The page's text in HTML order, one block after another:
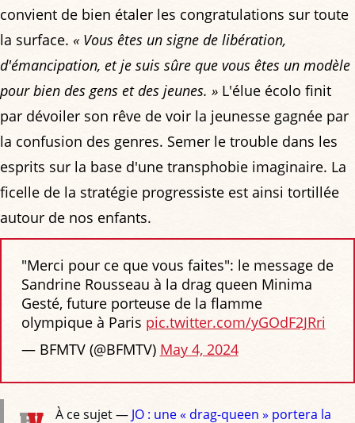
convient de bien étaler les congratulations sur toute
la surface. « Vous êtes un signe de libération,
d'émancipation, et je suis sûre que vous êtes un modèle
pour bien des gens et des jeunes. » L'élue écolo finit
par dévoiler son rêve de voir la jeunesse gagnée par
la confusion des genres. Semer le trouble dans les
esprits sur la base d'une transphobie imaginaire. La
ficelle de la stratégie progressiste est ainsi tortillée
autour de nos enfants.
"Merci pour ce que vous faites": le message de
Sandrine Rousseau à la drag queen Minima
Gesté, future porteuse de la flamme
olympique à Paris pic.twitter.com/yGOdF2JRri
— BFMTV (@BFMTV) May 4, 2024
À ce sujet — JO : une « drag-queen » portera la